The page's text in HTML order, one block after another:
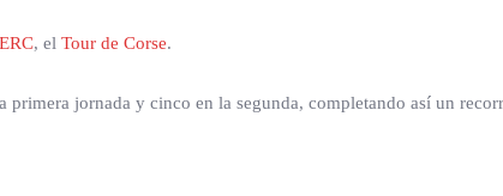
ERC, el Tour de Corse.
primera jornada y cinco en la segunda, completando así un